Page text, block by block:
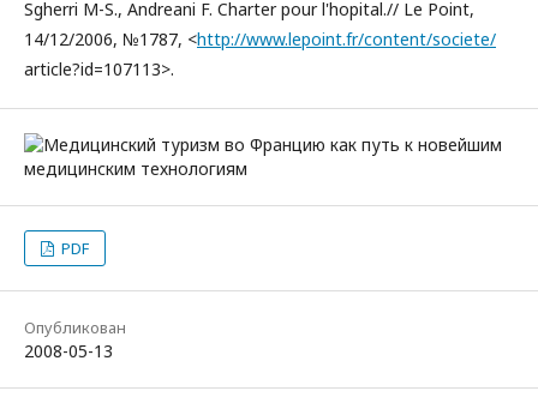
Sgherri M-S., Andreani F. Charter pour l'hopital.// Le Point,
14/12/2006, №1787, <http://www.lepoint.fr/content/societe/
article?id=107113>.
PDF
Опубликован
2008-05-13